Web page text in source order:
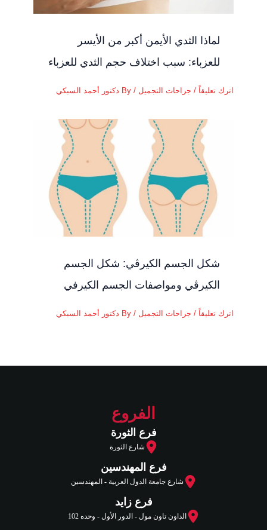
لماذا الثدي الأيمن أكبر من الأيسر
للعزباء: سبب اختلاف حجم الثدي للعزباء
اترك تعليقاً / جراحات التجميل / By دكتور أحمد السبكي
شكل الجسم الكيرڤي: شكل الجسم
الكيرڤي ومواصفات الجسم الكيرفي
اترك تعليقاً / جراحات التجميل / By دكتور أحمد السبكي
الفروع
فرع الثورة
شارع الثورة
فرع المهندسين
شارع جامعة الدول العربية - المهندسين
فرع زايد
الداون تاون مول - الدور الأول - وحده 102